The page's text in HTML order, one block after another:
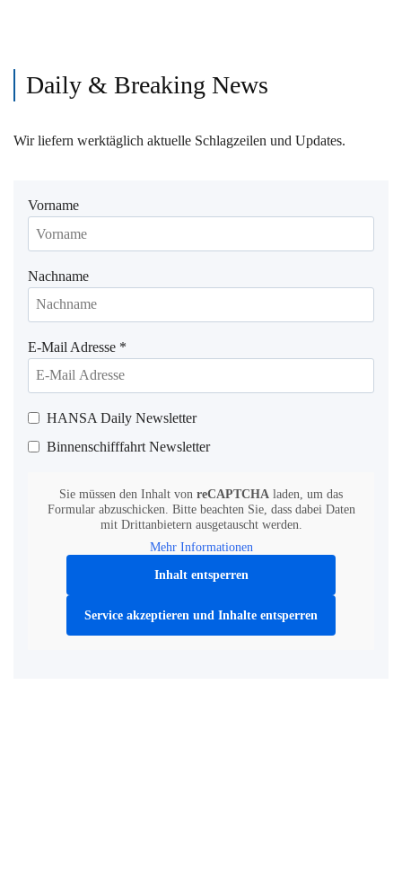
Daily & Breaking News
Wir liefern werktäglich aktuelle Schlagzeilen und Updates.
Vorname
Nachname
E-Mail Adresse *
HANSA Daily Newsletter
Binnenschifffahrt Newsletter
Sie müssen den Inhalt von reCAPTCHA laden, um das
Formular abzuschicken. Bitte beachten Sie, dass dabei Daten
mit Drittanbietern ausgetauscht werden.
Mehr Informationen
Inhalt entsperren
Service akzeptieren und Inhalte entsperren